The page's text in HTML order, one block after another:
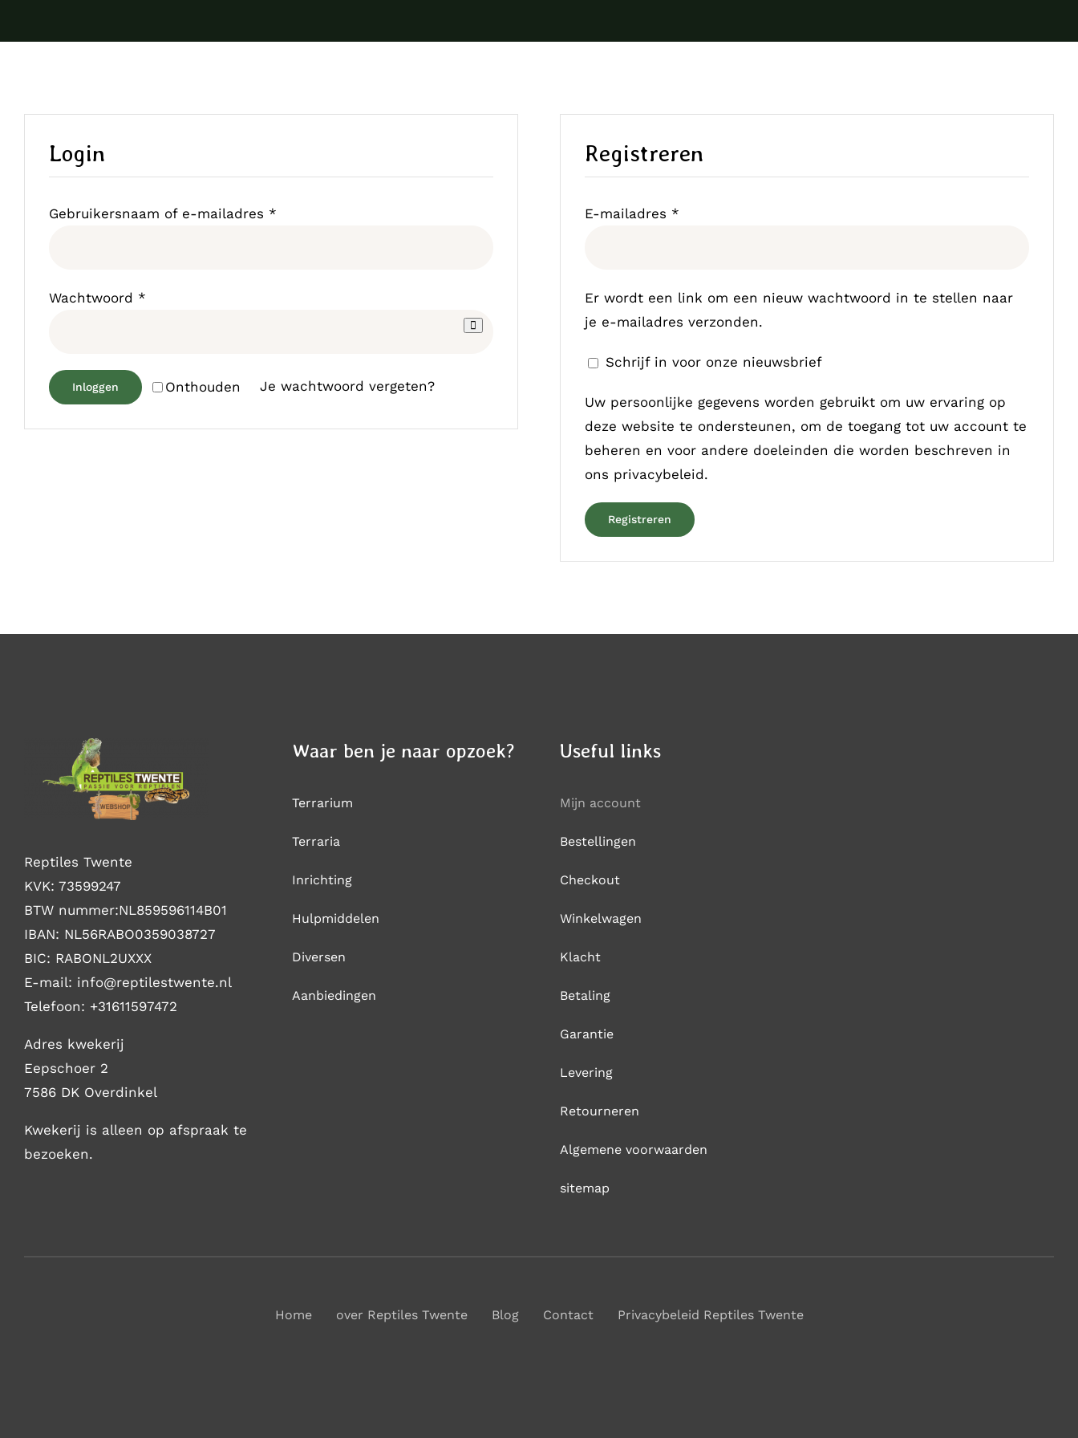
Login
Gebruikersnaam of e-mailadres *
Wachtwoord *
Onthouden
Inloggen Je wachtwoord vergeten?
Registreren
E-mailadres *Vereist
Er wordt een link om een nieuw wachtwoord in te stellen naar
je e-mailadres verzonden.
Schrijf in voor onze nieuwsbrief
Uw persoonlijke gegevens worden gebruikt om uw ervaring op
deze website te ondersteunen, om de toegang tot uw account te
beheren en voor andere doeleinden die worden beschreven in
ons privacybeleid.
Registreren
Reptiles Twente
KVK: 73599247
BTW nummer:NL859596114B01
IBAN: NL56RABO0359038727
BIC: RABONL2UXXX
E-mail: info@reptilestwente.nl
Telefoon: +31611597472
Adres kwekerij
Eepschoer 2
7586 DK Overdinkel
Kwekerij is alleen op afspraak te
bezoeken.
Waar ben je naar opzoek?
Terrarium
Terraria
Inrichting
Hulpmiddelen
Diversen
Aanbiedingen
Useful links
Mijn account
Bestellingen
Checkout
Winkelwagen
Klacht
Betaling
Garantie
Levering
Retourneren
Algemene voorwaarden
sitemap
Home over Reptiles Twente Blog Contact Privacybeleid Reptiles Twente